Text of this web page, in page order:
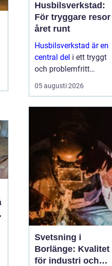
Husbilsverkstad:
För tryggare resor
året runt
Husbilsverkstad är en
central del i ett tryggt
och problemfritt
husbilsliv. När en husbil
används som både
05 augusti 2026
Svetsning i
Borlänge: Kvalitet
för industri och